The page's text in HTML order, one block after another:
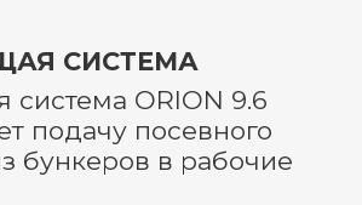
СИСТЕМА
ORION 9.6
подачу посевного
бункеров в рабочие